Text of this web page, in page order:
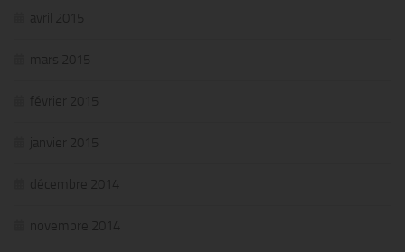
avril 2015
mars 2015
février 2015
janvier 2015
décembre 2014
novembre 2014